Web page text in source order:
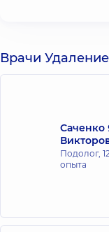
Врачи
Саченко
Подолог,
опыта